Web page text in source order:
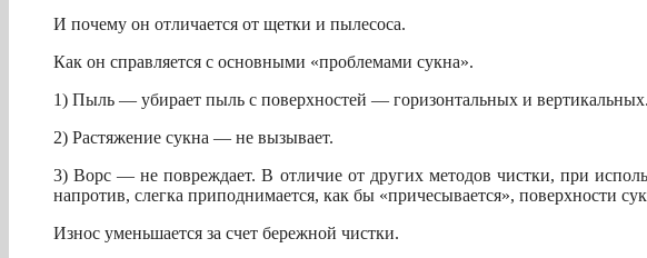
И почему он отличается от щетки и пылесоса.
Как он справляется с основными «проблемами сукна».
1) Пыль — убирает пыль с поверхностей — горизонтальных и вертикальных.
2) Растяжение сукна — не вызывает.
3) Ворс — не повреждает. В отличие от других методов чистки, при
напротив, слегка приподнимается, как бы «причесывается», поверхности
Износ уменьшается за счет бережной чистки.